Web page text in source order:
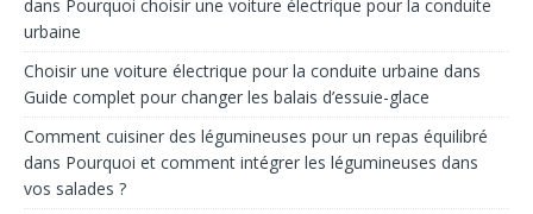
dans Pourquoi choisir une voiture électrique pour la conduite
urbaine
Choisir une voiture électrique pour la conduite urbaine dans
Guide complet pour changer les balais d’essuie-glace
Comment cuisiner des légumineuses pour un repas équilibré
dans Pourquoi et comment intégrer les légumineuses dans
vos salades ?